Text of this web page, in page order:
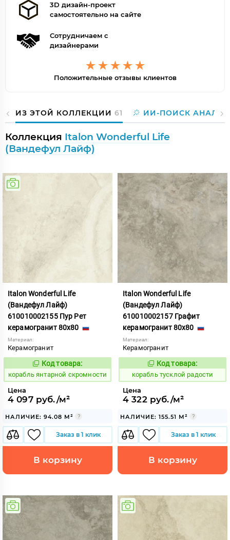
3D дизайн-проект
самостоятельно на сайте
Сотрудничаем с
дизайнерами
Положительные отзывы клиентов
ИЗ ЭТОЙ КОЛЛЕКЦИИ 61 ИИ-ПОИСК
Коллекция Italon Wonderful Life
(Вандефул Лайф)
Italon Wonderful Life
(Вандефул Лайф)
610010002155 Пур Рет
керамогранит 80x80
Материал:
Керамогранит
781093
Код товара:
корабль янтарной скромности
Цена
4 097 руб./м²
НАЛИЧИЕ: 94.08 М²
Заказ в 1 клик
В корзину
Italon Wonderful Life
(Вандефул Лайф)
610010002157 Графит
керамогранит 80x80
Материал:
Керамогранит
778952
Код товара:
корабль тусклой радости
Цена
4 322 руб./м²
НАЛИЧИЕ: 155.51 М²
Заказ в 1 клик
В корзину